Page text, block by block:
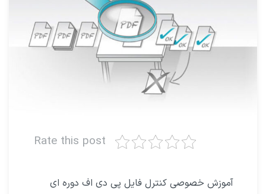
Rate this post
آموزش خصوصی کنترل فایل پی‌ دی‌ اف دوره ای